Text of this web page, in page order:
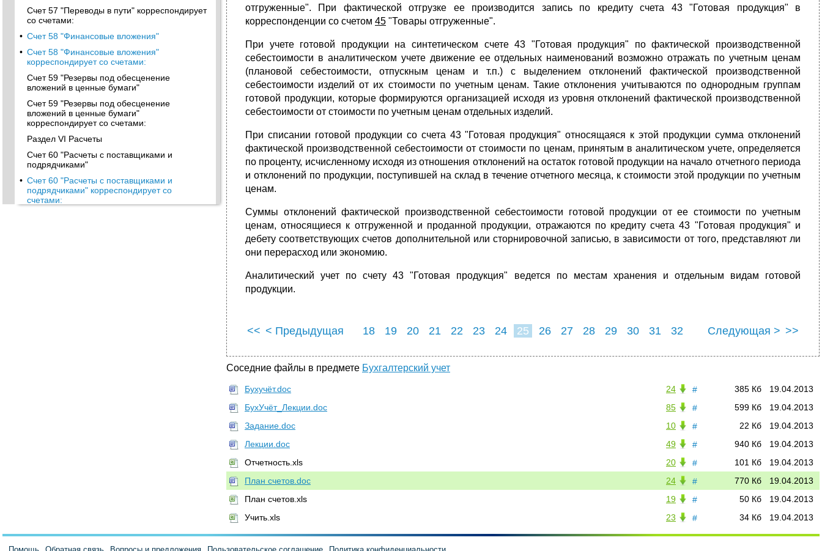
Счет 57 "Переводы в пути" корреспондирует
со счетами:
• Счет 58 "Финансовые вложения"
• Счет 58 "Финансовые вложения"
корреспондирует со счетами:
Счет 59 "Резервы под обесценение
вложений в ценные бумаги"
Счет 59 "Резервы под обесценение
вложений в ценные бумаги"
корреспондирует со счетами:
Раздел VI Расчеты
Счет 60 "Расчеты с поставщиками и
подрядчиками"
• Счет 60 "Расчеты с поставщиками и
подрядчиками" корреспондирует со
счетами:
• Счет 70 "Расчеты с персоналом по оплате
отгруженные". При фактической отгрузке ее производится запись по кредиту счета 43 "Готовая продукция" в
корреспонденции со счетом 45 "Товары отгруженные".
При учете готовой продукции на синтетическом счете 43 "Готовая продукция" по фактической производственной
себестоимости в аналитическом учете движение ее отдельных наименований возможно отражать по учетным ценам
(плановой себестоимости, отпускным ценам и т.п.) с выделением отклонений фактической производственной
себестоимости изделий от их стоимости по учетным ценам. Такие отклонения учитываются по однородным группам
готовой продукции, которые формируются организацией исходя из уровня отклонений фактической производственной
себестоимости от стоимости по учетным ценам отдельных изделий.
При списании готовой продукции со счета 43 "Готовая продукция" относящаяся к этой продукции сумма отклонений
фактической производственной себестоимости от стоимости по ценам, принятым в аналитическом учете, определяется
по проценту, исчисленному исходя из отношения отклонений на остаток готовой продукции на начало отчетного периода
и отклонений по продукции, поступившей на склад в течение отчетного месяца, к стоимости этой продукции по учетным
ценам.
Суммы отклонений фактической производственной себестоимости готовой продукции от ее стоимости по учетным
ценам, относящиеся к отгруженной и проданной продукции, отражаются по кредиту счета 43 "Готовая продукция" и
дебету соответствующих счетов дополнительной или сторнировочной записью, в зависимости от того, представляют ли
они перерасход или экономию.
Аналитический учет по счету 43 "Готовая продукция" ведется по местам хранения и отдельным видам готовой
продукции.
<< < Предыдущая 18 19 20 21 22 23 24 25 26 27 28 29 30 31
32
Следующая > >>
Соседние файлы в предмете Бухгалтерский учет
# 19.04.2013
385 Кб
24
Бухучёт.doc
#
19.04.2013
599 Кб
85
БухУчёт_Лекции.doc
#
19.04.2013
22 Кб
10
Задание.doc
#
19.04.2013
940 Кб
49
Лекции.doc
#
19.04.2013
101 Кб
20
Отчетность.xls
#
19.04.2013
770 Кб
24
План счетов.doc
#
19.04.2013
50 Кб
19
План счетов.xls
#
19.04.2013
34 Кб
23
Учить.xls